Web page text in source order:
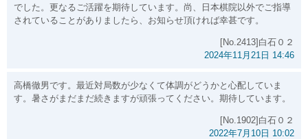
でした。更なるご活躍を期待しています。尚、日本棋院以外でご指導
されていることがありましたら、お知らせ頂ければ幸甚です。
[No.2413]白石０２
2024年11月21日 14:46
高橋徹男です。最近対局数が少なくて体調がどうかと心配していま
す。暑さがまだまだ続きますが頑張ってください。期待しています。
[No.1902]白石０２
2022年7月10日 10:02